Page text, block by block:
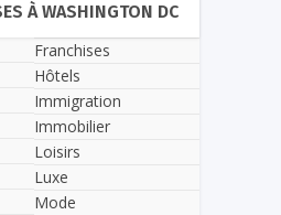
À WASHINGTON DC
Franchises
Hôtels
Immigration
Immobilier
Loisirs
Luxe
Mode